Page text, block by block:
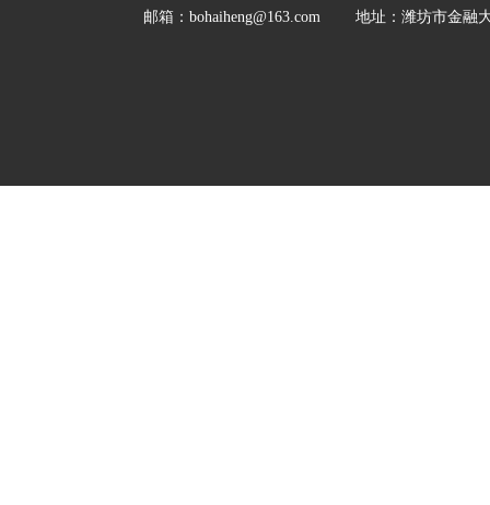
邮箱：bohaiheng@163.com 地址：潍坊市